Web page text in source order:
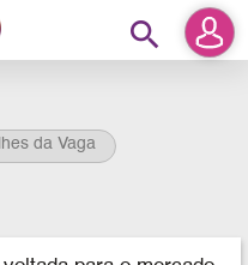
search
da Vaga